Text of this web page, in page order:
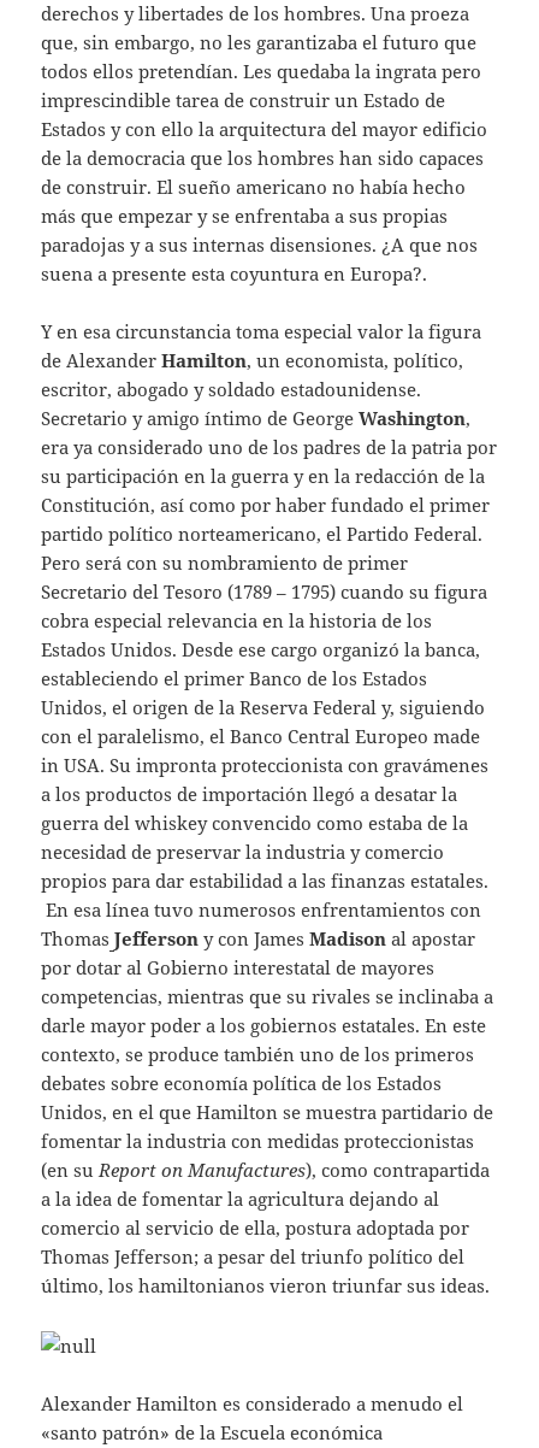
derechos y libertades de los hombres. Una proeza
que, sin embargo, no les garantizaba el futuro que
todos ellos pretendían. Les quedaba la ingrata pero
imprescindible tarea de construir un Estado de
Estados y con ello la arquitectura del mayor edificio
de la democracia que los hombres han sido capaces
de construir. El sueño americano no había hecho
más que empezar y se enfrentaba a sus propias
paradojas y a sus internas disensiones. ¿A que nos
suena a presente esta coyuntura en Europa?.
Y en esa circunstancia toma especial valor la figura
de Alexander Hamilton, un economista, político,
escritor, abogado y soldado estadounidense.
Secretario y amigo íntimo de GeorgeWashington,
era ya considerado uno de los padres de la patria por
su participación en la guerra y en la redacción de la
Constitución, así como por haber fundado el primer
partido político norteamericano, el Partido Federal.
Pero será con su nombramiento de primer
Secretario del Tesoro (1789 – 1795) cuando su figura
cobra especial relevancia en la historia de los
Estados Unidos. Desde ese cargo organizó la banca,
estableciendo el primer Banco de los Estados
Unidos, el origen de la Reserva Federal y, siguiendo
con el paralelismo, el Banco Central Europeo made
in USA. Su impronta proteccionista con gravámenes
a los productos de importación llegó a desatar la
guerra del whiskey convencido como estaba de la
necesidad de preservar la industria y comercio
propios para dar estabilidad a las finanzas estatales.
En esa línea tuvo numerosos enfrentamientos con
Thomas Jefferson y con JamesMadison al apostar
por dotar al Gobierno interestatal de mayores
competencias, mientras que su rivales se inclinaba a
darle mayor poder a los gobiernos estatales. En este
contexto, se produce también uno de los primeros
debates sobre economía política de los Estados
Unidos, en el que Hamilton se muestra partidario de
fomentar la industria con medidas proteccionistas
(en suReport on Manufactures), como contrapartida
a la idea de fomentar la agricultura dejando al
comercio al servicio de ella, postura adoptada por
Thomas Jefferson; a pesar del triunfo político del
último, los hamiltonianos vieron triunfar sus ideas.
Alexander Hamilton es considerado a menudo el
«santo patrón» de la Escuela económica